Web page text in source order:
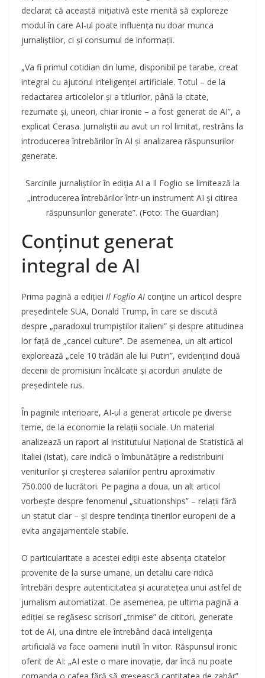
declarat că această inițiativă este menită să exploreze
modul în care AI-ul poate influența nu doar munca
jurnaliștilor, ci și consumul de informații.
„Va fi primul cotidian din lume, disponibil pe tarabe, creat
integral cu ajutorul inteligenței artificiale. Totul – de la
redactarea articolelor și a titlurilor, până la citate,
rezumate și, uneori, chiar ironie – a fost generat de AI”, a
explicat Cerasa. Jurnaliștii au avut un rol limitat, restrâns la
introducerea întrebărilor în AI și analizarea răspunsurilor
generate.
Sarcinile jurnaliștilor în ediția AI a Il Foglio se limitează la
„introducerea întrebărilor într-un instrument AI și citirea
răspunsurilor generate”. (Foto: The Guardian)
Conținut generat
integral de AI
Prima pagină a ediției Il Foglio AI conține un articol despre
președintele SUA, Donald Trump, în care se discută
despre „paradoxul trumpiștilor italieni” și despre atitudinea
lor față de „cancel culture”. De asemenea, un alt articol
explorează „cele 10 trădări ale lui Putin”, evidențiind două
decenii de promisiuni încălcate și acorduri anulate de
președintele rus.
În paginile interioare, AI-ul a generat articole pe diverse
teme, de la economie la relații sociale. Un material
analizează un raport al Institutului Național de Statistică al
Italiei (Istat), care indică o îmbunătățire a redistribuirii
veniturilor și creșterea salariilor pentru aproximativ
750.000 de lucrători. Pe pagina a doua, un alt articol
vorbește despre fenomenul „situationships” – relații fără
un statut clar – și despre tendința tinerilor europeni de a
evita angajamentele stabile.
O particularitate a acestei ediții este absența citatelor
provenite de la surse umane, un detaliu care ridică
întrebări despre autenticitatea și acuratețea unui astfel de
jurnalism automatizat. De asemenea, pe ultima pagină a
ediției se regăsesc scrisori „trimise” de cititori, generate
tot de AI, una dintre ele întrebând dacă inteligența
artificială va face oamenii inutili în viitor. Răspunsul ironic
oferit de AI: „AI este o mare inovație, dar încă nu poate